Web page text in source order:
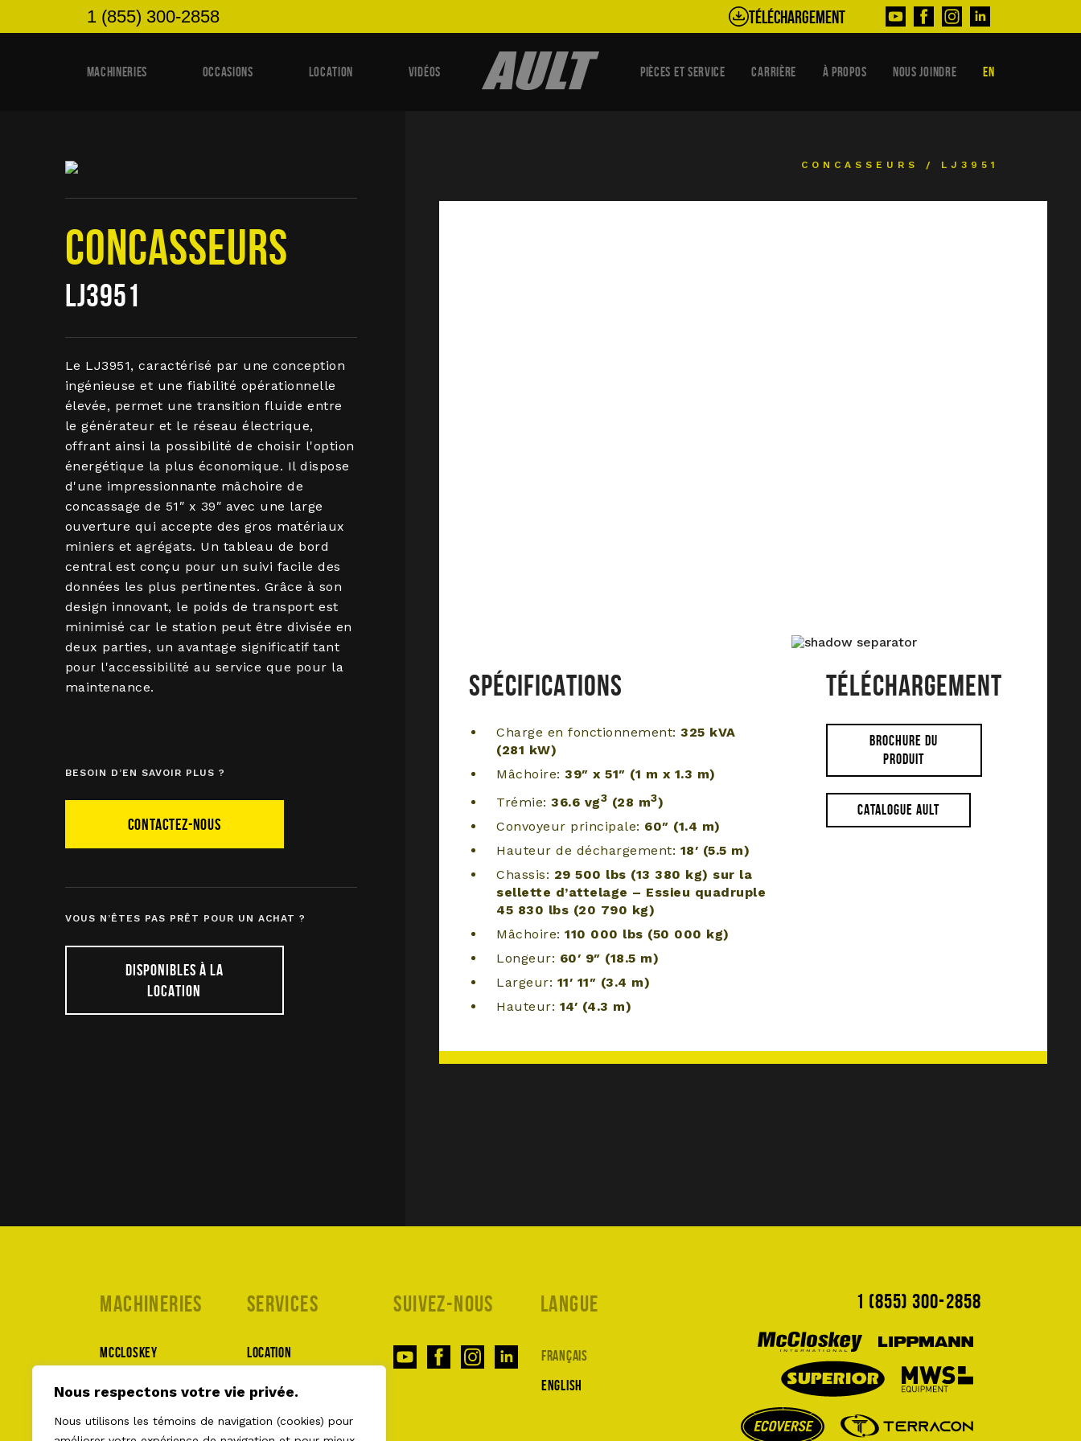
Nous respectons votre vie privée.
Nous utilisons les témoins de navigation (cookies) pour
1 (855) 300-2858 Téléchargement
MACHINERIES OCCASIONS LOCATION VIDÉOS PIÈCES ET SERVICE CARRIÈRE À PROPOS NOUS JOINDRE EN
CONCASSEURS
LJ3951
Le LJ3951, caractérisé par une conception
ingénieuse et une fiabilité opérationnelle
élevée, permet une transition fluide entre
le générateur et le réseau électrique,
offrant ainsi la possibilité de choisir l'option
énergétique la plus économique. Il dispose
d'une impressionnante mâchoire de
concassage de 51″ x 39″ avec une large
ouverture qui accepte des gros matériaux
miniers et agrégats. Un tableau de bord
central est conçu pour un suivi facile des
données les plus pertinentes. Grâce à son
design innovant, le poids de transport est
minimisé car le station peut être divisée en
deux parties, un avantage significatif tant
pour l'accessibilité au service que pour la
maintenance.
BESOIN D’EN SAVOIR PLUS ?
CONTACTEZ-NOUS
VOUS N’ÊTES PAS PRÊT POUR UN ACHAT ?
DISPONIBLES À LA
LOCATION
CONCASSEURS / LJ3951
SPÉCIFICATIONS
Charge en fonctionnement: 325 kVA
(281 kW)
Mâchoire:39″ x 51″ (1 m x 1.3 m)
Trémie:36.6 vg3 (28 m3)
Convoyeur principale: 60″ (1.4 m)
Hauteur de déchargement: 18′ (5.5 m)
Chassis: 29 500 lbs (13 380 kg) sur la
sellette d’attelage – Essieu quadruple
45 830 lbs (20 790 kg)
Mâchoire:110 000 lbs (50 000 kg)
Longeur: 60′ 9″ (18.5 m)
Largeur: 11′ 11″ (3.4 m)
Hauteur: 14′ (4.3 m)
TÉLÉCHARGEMENT
BROCHURE DU
PRODUIT
CATALOGUE AULT
Machineries
McCloskey
Superior
Services
Location
Nous joindre
Suivez-nous Langue
Français
English
1 (855) 300-2858